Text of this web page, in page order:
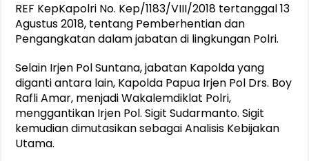
REF KepKapolri No. Kep/1183/VIII/2018 tertanggal 13
Agustus 2018, tentang Pemberhentian dan
Pengangkatan dalam jabatan di lingkungan Polri.
Selain Irjen Pol Suntana, jabatan Kapolda yang
diganti antara lain, Kapolda Papua Irjen Pol Drs. Boy
Rafli Amar, menjadi Wakalemdiklat Polri,
menggantikan Irjen Pol. Sigit Sudarmanto. Sigit
kemudian dimutasikan sebagai Analisis Kebijakan
Utama.